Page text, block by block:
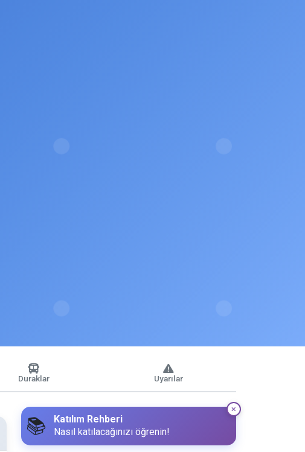
Duraklar Uyarılar
📚
Katılım Rehberi
Nasıl katılacağınızı öğrenin!